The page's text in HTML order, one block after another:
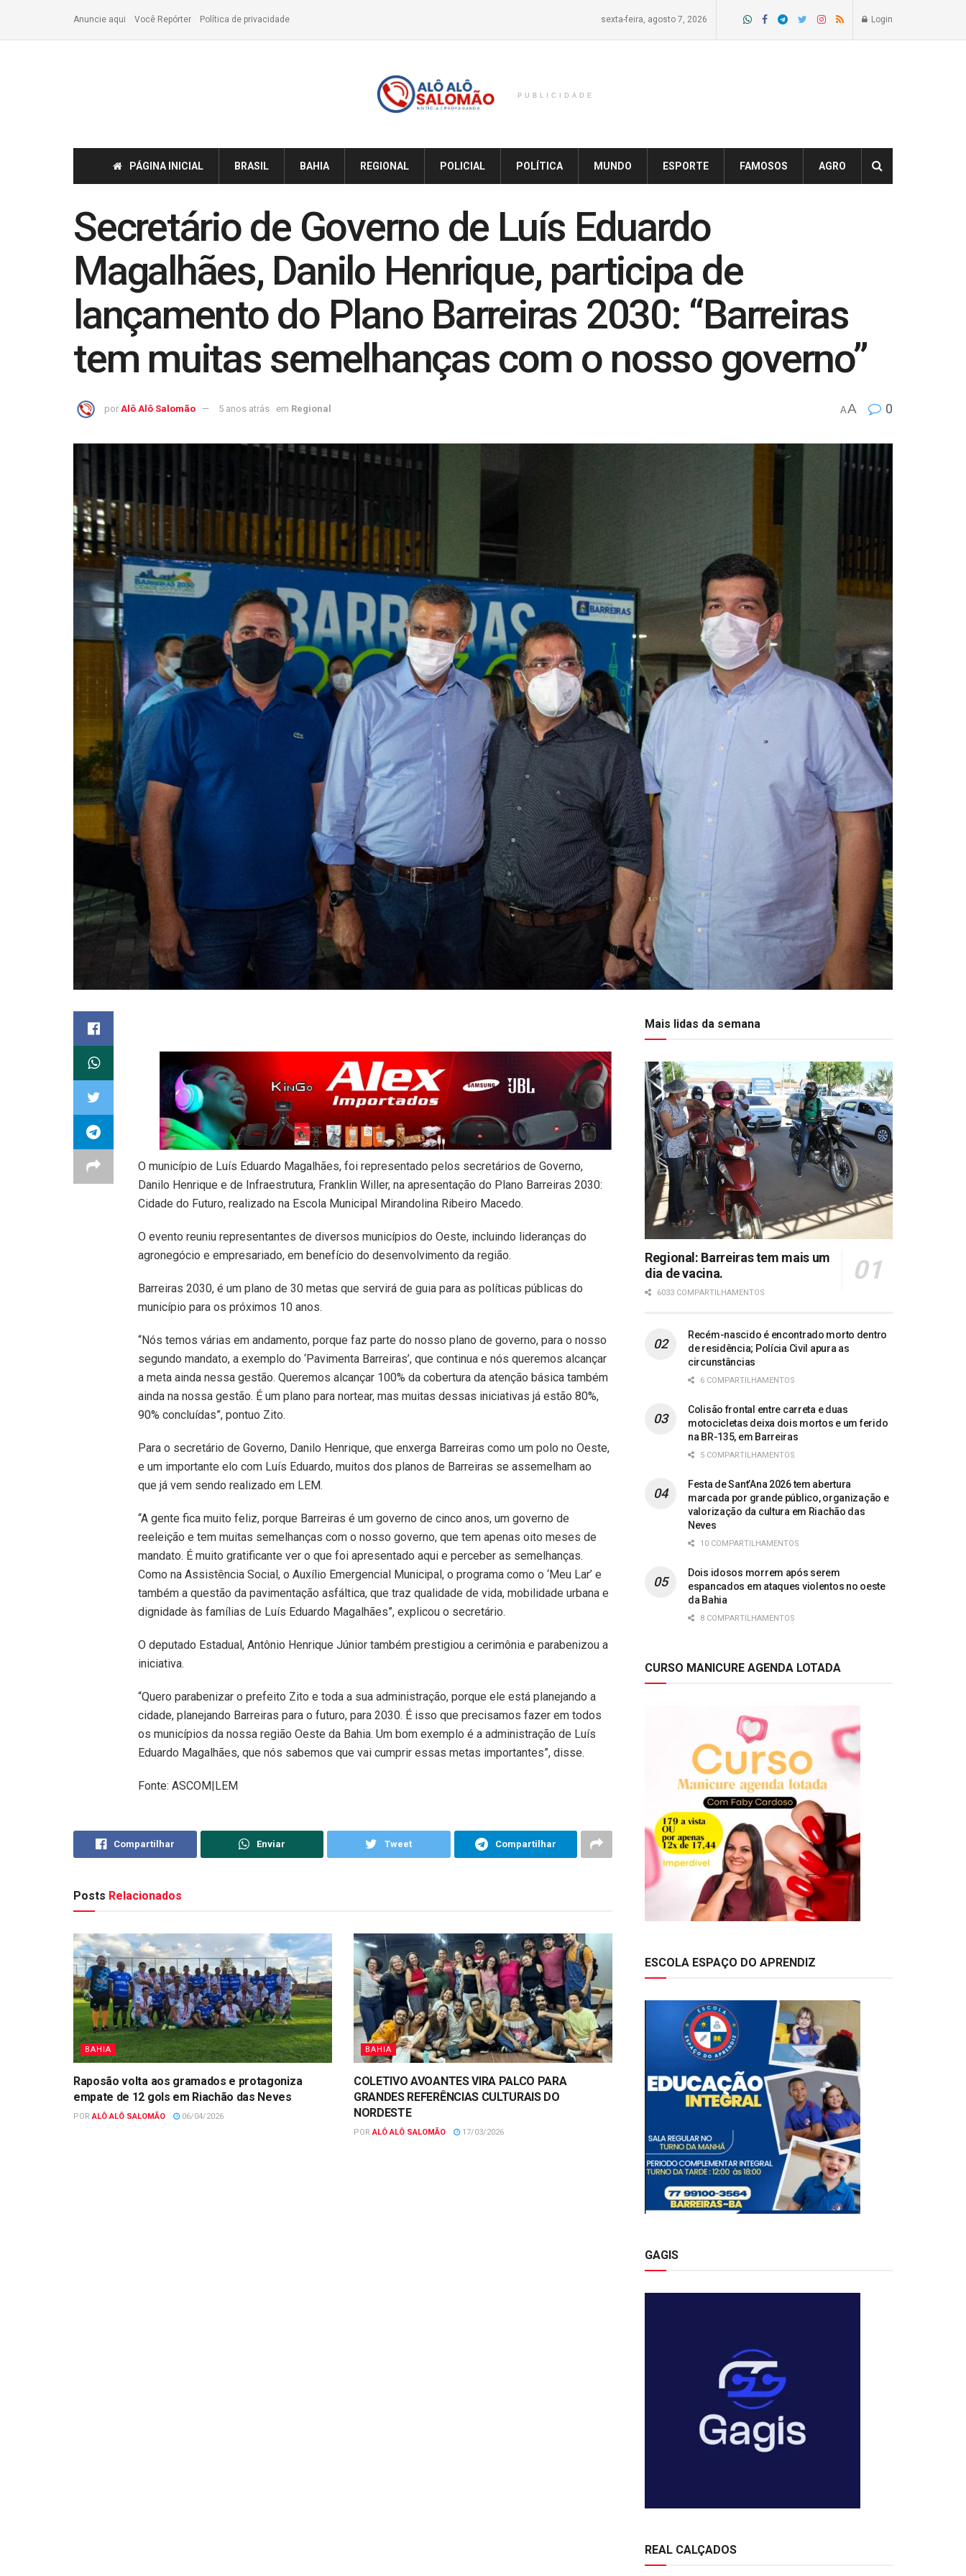
Anuncie aqui Você Repórter Política de privacidade sexta-feira, agosto 7, 2026 Login
PUBLICIDADE
PÁGINA INICIAL BRASIL BAHIA REGIONAL POLICIAL POLÍTICA MUNDO ESPORTE FAMOSOS AGRO
Secretário de Governo de Luís Eduardo
Magalhães, Danilo Henrique, participa de
lançamento do Plano Barreiras 2030: “Barreiras
tem muitas semelhanças com o nosso governo”
por Alô Alô Salomão 5 anos atrás em Regional AA 0
O município de Luís Eduardo Magalhães, foi representado pelos secretários de Governo,
Danilo Henrique e de Infraestrutura, Franklin Willer, na apresentação do Plano Barreiras 2030:
Cidade do Futuro, realizado na Escola Municipal Mirandolina Ribeiro Macedo.
O evento reuniu representantes de diversos municípios do Oeste, incluindo lideranças do
agronegócio e empresariado, em benefício do desenvolvimento da região.
Barreiras 2030, é um plano de 30 metas que servirá de guia para as políticas públicas do
município para os próximos 10 anos.
“Nós temos várias em andamento, porque faz parte do nosso plano de governo, para o nosso
segundo mandato, a exemplo do ‘Pavimenta Barreiras’, que continua e nós queremos alcançar
a meta ainda nessa gestão. Queremos alcançar 100% da cobertura da atenção básica também
ainda na nossa gestão. É um plano para nortear, mas muitas dessas iniciativas já estão 80%,
90% concluídas”, pontuo Zito.
Para o secretário de Governo, Danilo Henrique, que enxerga Barreiras como um polo no Oeste,
e um importante elo com Luís Eduardo, muitos dos planos de Barreiras se assemelham ao
que já vem sendo realizado em LEM.
“A gente fica muito feliz, porque Barreiras é um governo de cinco anos, um governo de
reeleição e tem muitas semelhanças com o nosso governo, que tem apenas oito meses de
mandato. É muito gratificante ver o que foi apresentado aqui e perceber as semelhanças.
Como na Assistência Social, o Auxílio Emergencial Municipal, o programa como o ‘Meu Lar’ e
também a questão da pavimentação asfáltica, que traz qualidade de vida, mobilidade urbana e
dignidade às famílias de Luís Eduardo Magalhães”, explicou o secretário.
O deputado Estadual, Antônio Henrique Júnior também prestigiou a cerimônia e parabenizou a
iniciativa.
“Quero parabenizar o prefeito Zito e toda a sua administração, porque ele está planejando a
cidade, planejando Barreiras para o futuro, para 2030. É isso que precisamos fazer em todos
os municípios da nossa região Oeste da Bahia. Um bom exemplo é a administração de Luís
Eduardo Magalhães, que nós sabemos que vai cumprir essas metas importantes”, disse.
Fonte: ASCOM|LEM
Compartilhar Enviar Tweet Compartilhar
Posts Relacionados
BAHIA
Raposão volta aos gramados e protagoniza
empate de 12 gols em Riachão das Neves
POR ALÔ ALÔ SALOMÃO 06/04/2026
BAHIA
COLETIVO AVOANTES VIRA PALCO PARA
GRANDES REFERÊNCIAS CULTURAIS DO
NORDESTE
POR ALÔ ALÔ SALOMÃO 17/03/2026
Mais lidas da semana
Regional: Barreiras tem mais um
dia de vacina.
6033 COMPARTILHAMENTOS
Recém-nascido é encontrado morto dentro
de residência; Polícia Civil apura as
circunstâncias
6 COMPARTILHAMENTOS
Colisão frontal entre carreta e duas
motocicletas deixa dois mortos e um ferido
na BR-135, em Barreiras
5 COMPARTILHAMENTOS
Festa de Sant’Ana 2026 tem abertura
marcada por grande público, organização e
valorização da cultura em Riachão das
Neves
10 COMPARTILHAMENTOS
Dois idosos morrem após serem
espancados em ataques violentos no oeste
da Bahia
8 COMPARTILHAMENTOS
CURSO MANICURE AGENDA LOTADA
ESCOLA ESPAÇO DO APRENDIZ
GAGIS
REAL CALÇADOS